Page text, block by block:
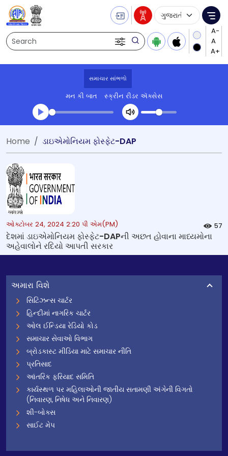
Search
Language
સમાચાર સાંભળો
મન કી બાત સ્ક્રીન રીડર ઍક્સેસ
Transcript summary
પ્લે ઓડિયો
Home ડાઇએમોનિયમ ફોસ્ફેટ-DAP
ઓક્ટોબર 24, 2024 2:20 પી એમ(PM) 57
દેશમાં ડાઇએમોનિયમ ફોસ્ફેટ-DAPની અછત હોવાના માધ્યમોના
અહેવાલોને રદિયો આપતી સરકાર
અમારા વિશે
સિટિઝન્સ ચાર્ટર
હિન્દીમાં નાગરિક ચાર્ટર
ઓલ ઈન્ડિયા રેડિયો કોડ
સમાચાર સેવાઓ વિભાગ
બ્રોડકાસ્ટ મીડિયા માટે સમાચાર નીતિ
પ્રતિસાદ
આંતરિક ફરિયાદ સમિતિ
કાર્યસ્થળ પર મહિલાઓની જાતીય સતામણી અંગેની વિગતો
(નિવારણ, નિષેધ અને નિવારણ)
શી-બોક્સ
સાઈટ મેપ